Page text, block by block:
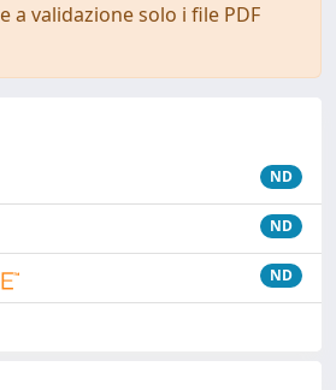
a validazione solo i file PDF
ND
ND
ND